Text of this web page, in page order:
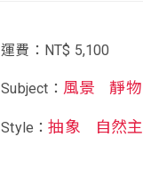
運費：NT$ 5,100
Subject： 風景 靜物
Style：抽象 自然